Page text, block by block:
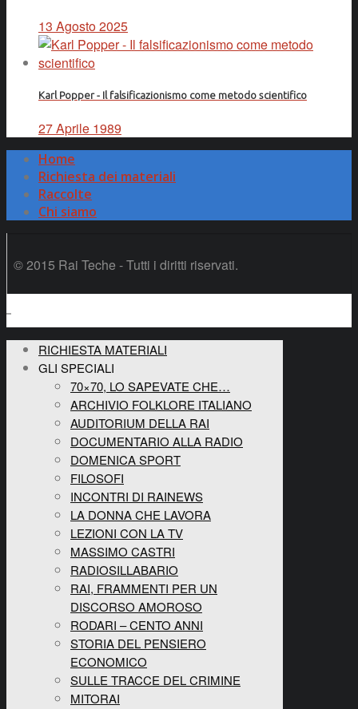
13 Agosto 2025
Karl Popper - Il falsificazionismo come metodo scientifico
27 Aprile 1989
Home
Richiesta dei materiali
Raccolte
Chi siamo
© 2015 Rai Teche - Tutti i diritti riservati.
RICHIESTA MATERIALI
GLI SPECIALI
70×70, LO SAPEVATE CHE…
ARCHIVIO FOLKLORE ITALIANO
AUDITORIUM DELLA RAI
DOCUMENTARIO ALLA RADIO
DOMENICA SPORT
FILOSOFI
INCONTRI DI RAINEWS
LA DONNA CHE LAVORA
LEZIONI CON LA TV
MASSIMO CASTRI
RADIOSILLABARIO
RAI, FRAMMENTI PER UN
DISCORSO AMOROSO
RODARI – CENTO ANNI
STORIA DEL PENSIERO
ECONOMICO
SULLE TRACCE DEL CRIMINE
MITORAI